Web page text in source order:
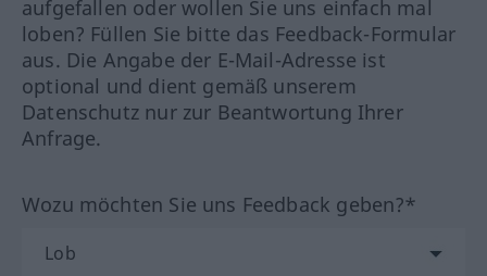
aufgefallen oder wollen Sie uns einfach mal
loben? Füllen Sie bitte das Feedback-Formular
aus. Die Angabe der E-Mail-Adresse ist
optional und dient gemäß unserem
Datenschutz nur zur Beantwortung Ihrer
Anfrage.
Wozu möchten Sie uns Feedback geben?*